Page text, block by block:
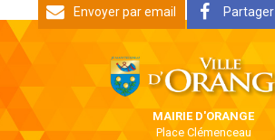
Envoyer par email Partager
MAIRIE D'ORANGE
Place Clémenceau